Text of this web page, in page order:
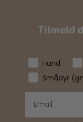
Tilmeld
Hund
Smådyr